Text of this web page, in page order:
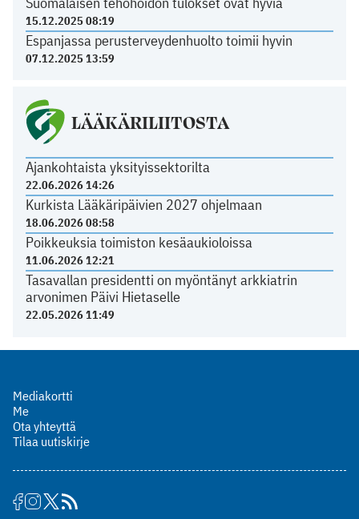
15.12.2025 08:19
Espanjassa perusterveydenhuolto toimii hyvin
07.12.2025 13:59
LÄÄKÄRILIITOSTA
Ajankohtaista yksityissektorilta
22.06.2026 14:26
Kurkista Lääkäripäivien 2027 ohjelmaan
18.06.2026 08:58
Poikkeuksia toimiston kesäaukioloissa
11.06.2026 12:21
Tasavallan presidentti on myöntänyt arkkiatrin
arvonimen Päivi Hietaselle
22.05.2026 11:49
Mediakortti
Me
Ota yhteyttä
Tilaa uutiskirje